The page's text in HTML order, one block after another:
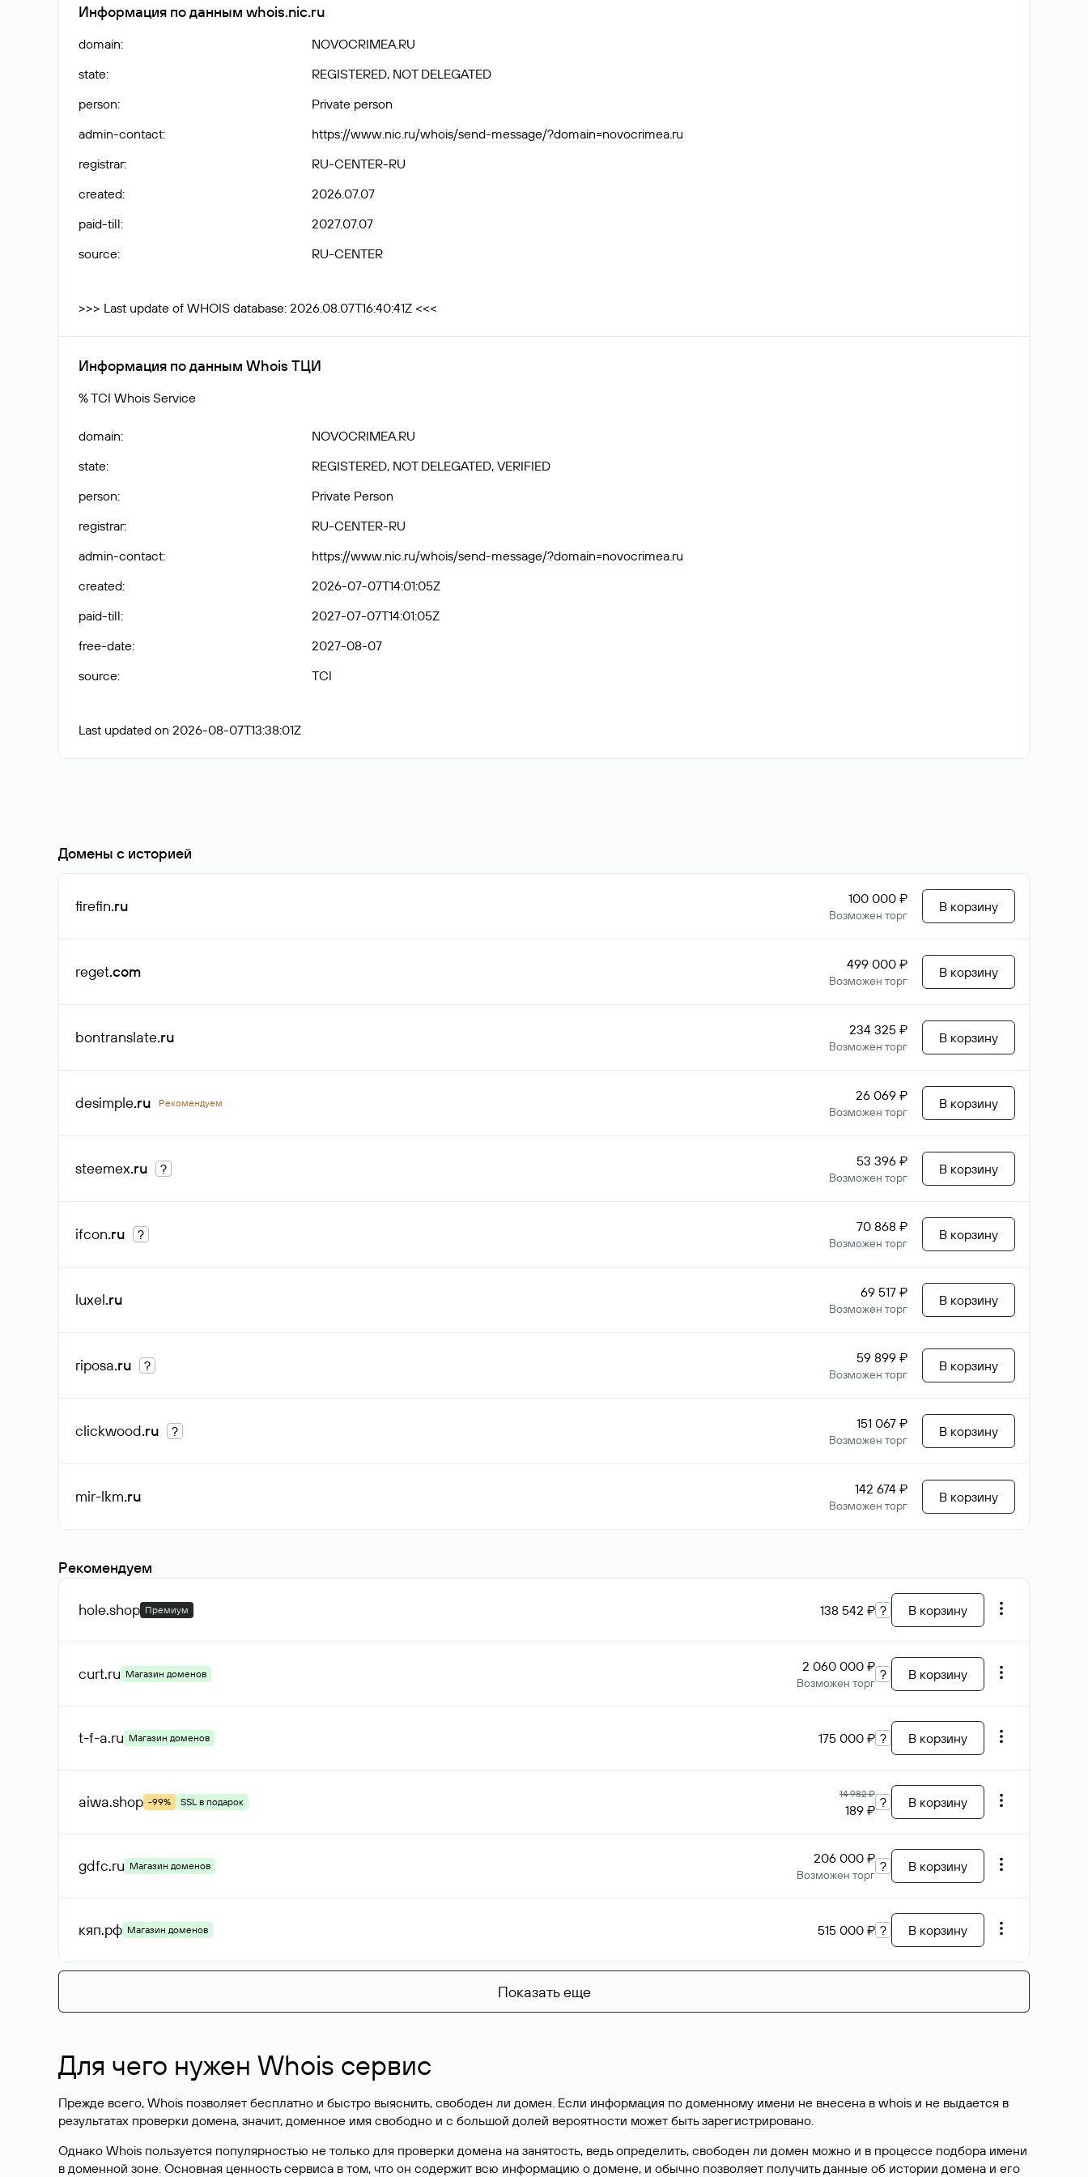
Информация по данным whois.nic.ru
domain:
NOVOCRIMEA.RU
state:
REGISTERED, NOT DELEGATED
person:
Private person
admin-contact:
https://www.nic.ru/whois/send-message/?domain=novocrimea.ru
registrar:
RU-CENTER-RU
created:
2026.07.07
paid-till:
2027.07.07
source: RU-CENTER
>>> Last update of WHOIS database: 2026.08.07T16:40:41Z <<<
Информация по данным Whois ТЦИ
% TCI Whois Service
domain:
NOVOCRIMEA.RU
state:
REGISTERED, NOT DELEGATED, VERIFIED
person:
Private Person
registrar:
RU-CENTER-RU
admin-contact:
https://www.nic.ru/whois/send-message/?domain=novocrimea.ru
created:
2026-07-07T14:01:05Z
paid-till:
2027-07-07T14:01:05Z
free-date:
2027-08-07
source: TCI
Last updated on 2026-08-07T13:38:01Z
Домены с историей
firefin.ru 100 000 ₽
Возможен торг
В корзину
reget.com 499 000 ₽
Возможен торг
В корзину
bontranslate.ru 234 325 ₽
Возможен торг
В корзину
desimple.ru Рекомендуем 26 069 ₽
Возможен торг
В корзину
steemex.ru ? 53 396 ₽
Возможен торг
В корзину
ifcon.ru ? 70 868 ₽
Возможен торг
В корзину
luxel.ru 69 517 ₽
Возможен торг
В корзину
riposa.ru ? 59 899 ₽
Возможен торг
В корзину
clickwood.ru ? 151 067 ₽
Возможен торг
В корзину
mir-lkm.ru 142 674 ₽
Возможен торг
В корзину
Рекомендуем
hole.shop Премиум 138 542 ₽ ? В корзину
curt.ru Магазин доменов 2 060 000 ₽
Возможен торг
? В корзину
t-f-a.ru Магазин доменов 175 000 ₽ ? В корзину
aiwa.shop -99% SSL в подарок
14 982 ₽
189 ₽ ? В корзину
gdfc.ru Магазин доменов 206 000 ₽
Возможен торг
? В корзину
кяп.рф Магазин доменов 515 000 ₽ ? В корзину
Показать еще
Для чего нужен Whois сервис
Прежде всего, Whois позволяет бесплатно и быстро выяснить, свободен ли домен. Если информация по доменному имени не внесена в whois и не выдается в
результатах проверки домена, значит, доменное имя свободно и с большой долей вероятности может быть зарегистрировано.
Однако Whois пользуется популярностью не только для проверки домена на занятость, ведь определить, свободен ли домен можно и в процессе подбора имени
в доменной зоне. Основная ценность сервиса в том, что он содержит всю информацию о домене, и обычно позволяет получить данные об истории домена и его